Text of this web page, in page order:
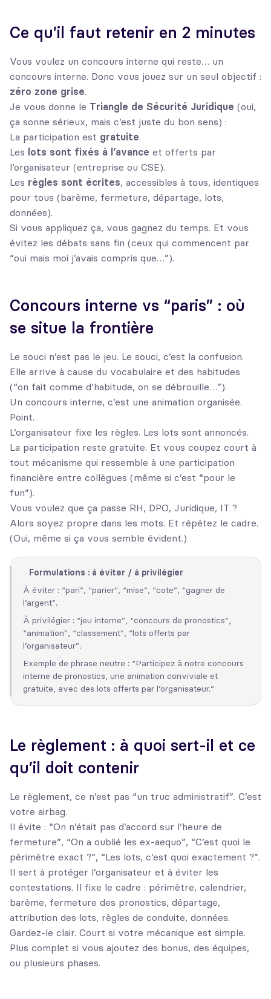
Ce qu’il faut retenir en 2 minutes
Vous voulez un concours interne qui reste… un
concours interne. Donc vous jouez sur un seul objectif :
zéro zone grise.
Je vous donne le Triangle de Sécurité Juridique (oui,
ça sonne sérieux, mais c’est juste du bon sens) :
La participation est gratuite.
Les lots sont fixés à l’avance et offerts par
l’organisateur (entreprise ou CSE).
Les règles sont écrites, accessibles à tous, identiques
pour tous (barème, fermeture, départage, lots,
données).
Si vous appliquez ça, vous gagnez du temps. Et vous
évitez les débats sans fin (ceux qui commencent par
“oui mais moi j’avais compris que…”).
Concours interne vs “paris” : où
se situe la frontière
Le souci n’est pas le jeu. Le souci, c’est la confusion.
Elle arrive à cause du vocabulaire et des habitudes
(“on fait comme d’habitude, on se débrouille…”).
Un concours interne, c’est une animation organisée.
Point.
L’organisateur fixe les règles. Les lots sont annoncés.
La participation reste gratuite. Et vous coupez court à
tout mécanisme qui ressemble à une participation
financière entre collègues (même si c’est “pour le
fun”).
Vous voulez que ça passe RH, DPO, Juridique, IT ?
Alors soyez propre dans les mots. Et répétez le cadre.
(Oui, même si ça vous semble évident.)
Formulations : à éviter / à privilégier
À éviter : “pari”, “parier”, “mise”, “cote”, “gagner de
l’argent”.
À privilégier : “jeu interne”, “concours de pronostics”,
“animation”, “classement”, “lots offerts par
l’organisateur”.
Exemple de phrase neutre : “Participez à notre concours
interne de pronostics, une animation conviviale et
gratuite, avec des lots offerts par l’organisateur.”
Le règlement : à quoi sert-il et ce
qu’il doit contenir
Le règlement, ce n’est pas “un truc administratif”. C’est
votre airbag.
Il évite : “On n’était pas d’accord sur l’heure de
fermeture”, “On a oublié les ex-aequo”, “C’est quoi le
périmètre exact ?”, “Les lots, c’est quoi exactement ?”.
Il sert à protéger l’organisateur et à éviter les
contestations. Il fixe le cadre : périmètre, calendrier,
barème, fermeture des pronostics, départage,
attribution des lots, règles de conduite, données.
Gardez-le clair. Court si votre mécanique est simple.
Plus complet si vous ajoutez des bonus, des équipes,
ou plusieurs phases.